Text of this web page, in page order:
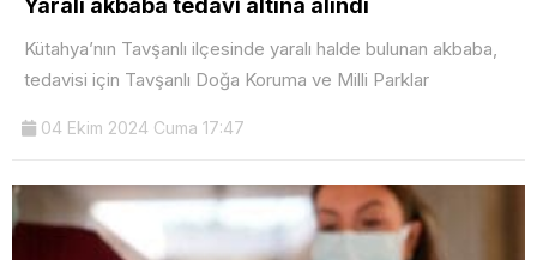
Yaralı akbaba tedavi altına alındı
Kütahya’nın Tavşanlı ilçesinde yaralı halde bulunan akbaba,
tedavisi için Tavşanlı Doğa Koruma ve Milli Parklar
04 Ekim 2024 Cuma 17:47